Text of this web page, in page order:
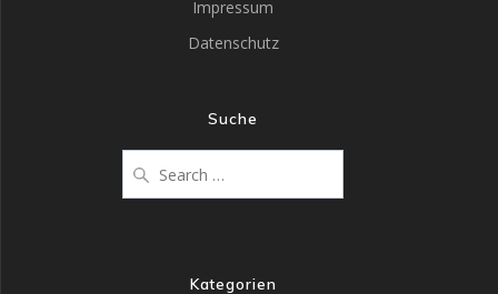
Impressum
Datenschutz
Suche
Kategorien